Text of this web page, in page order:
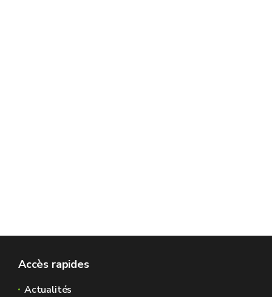
Accès rapides
Actualités